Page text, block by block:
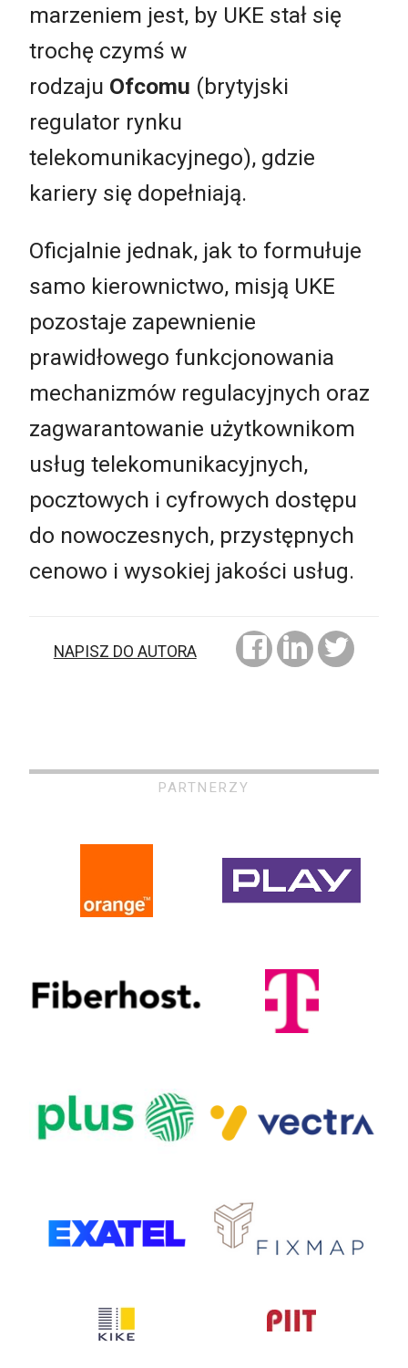
marzeniem jest, by UKE stał się
trochę czymś w
rodzaju Ofcomu (brytyjski
regulator rynku
telekomunikacyjnego), gdzie
kariery się dopełniają.
Oficjalnie jednak, jak to formułuje
samo kierownictwo, misją UKE
pozostaje zapewnienie
prawidłowego funkcjonowania
mechanizmów regulacyjnych oraz
zagwarantowanie użytkownikom
usług telekomunikacyjnych,
pocztowych i cyfrowych dostępu
do nowoczesnych, przystępnych
cenowo i wysokiej jakości usług.
NAPISZ DO AUTORA
PARTNERZY